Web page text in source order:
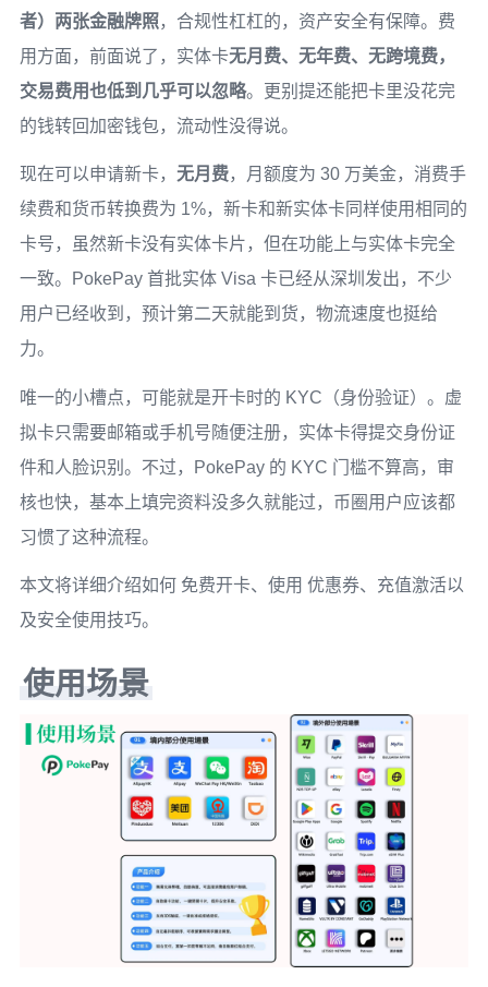
者）两张金融牌照，合规性杠杠的，资产安全有保障。费
用方面，前面说了，实体卡无月费、无年费、无跨境费，
交易费用也低到几乎可以忽略。更别提还能把卡里没花完
的钱转回加密钱包，流动性没得说。
现在可以申请新卡， 无月费，月额度为 30 万美金，消费手
续费和货币转换费为 1%，新卡和新实体卡同样使用相同的
卡号，虽然新卡没有实体卡片，但在功能上与实体卡完全
一致。PokePay 首批实体 Visa 卡已经从深圳发出，不少
用户已经收到，预计第二天就能到货，物流速度也挺给
力。
唯一的小槽点，可能就是开卡时的 KYC（身份验证）。虚
拟卡只需要邮箱或手机号随便注册，实体卡得提交身份证
件和人脸识别。不过，PokePay 的 KYC 门槛不算高，审
核也快，基本上填完资料没多久就能过，币圈用户应该都
习惯了这种流程。
本文将详细介绍如何 免费开卡、使用 优惠券、充值激活以
及安全使用技巧。
使用场景